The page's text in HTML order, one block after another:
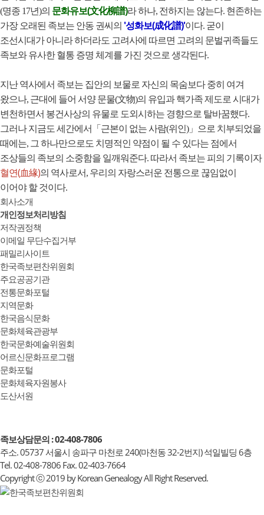
(명종 17년)의 문화유보(文化柳譜)라 하나, 전하지는 않는다. 현존하는
가장 오래된 족보는 안동 권씨의 '성화보(成化譜)'이다. 굳이
조선시대가 아니라 하더라도 고려사에 따르면 고려의 문벌귀족들도
족보와 유사한 혈통 증명 체계를 가진 것으로 생각된다.
지난 역사에서 족보는 집안의 보물로 자신의 목숨보다 중히 여겨
왔으나, 근대에 들어 서양 문물(文物)의 유입과 핵가족 제도로 시대가
변천하면서 봉건사상의 유물로 도외시하는 경향으로 탈바꿈했다.
그러나 지금도 세간에서「근본이 없는 사람(위인)」으로 치부되었을
때에는, 그 하나만으로도 치명적인 약점이 될 수 있다는 점에서
조상들의 족보의 소중함을 일깨워준다. 따라서 족보는 피의 기록이자
혈연(血緣)의 역사로서, 우리의 자랑스러운 전통으로 끊임없이
이어야 할 것이다.
회사소개
개인정보처리방침
저작권정책
이메일 무단수집거부
패밀리사이트
한국족보편찬위원회
주요공공기관
전통문화포털
지역문화
한국음식문화
문화체육관광부
한국문화예술위원회
어르신문화프로그램
문화포털
문화체육자원봉사
도산서원
족보상담문의 : 02-408-7806
주소. 05737 서울시 송파구 마천로 240(마천동 32-2번지) 석일빌딩 6층
Tel. 02-408-7806 Fax. 02-403-7664
Copyright ⓒ 2019 by Korean Genealogy All Right Reserved.